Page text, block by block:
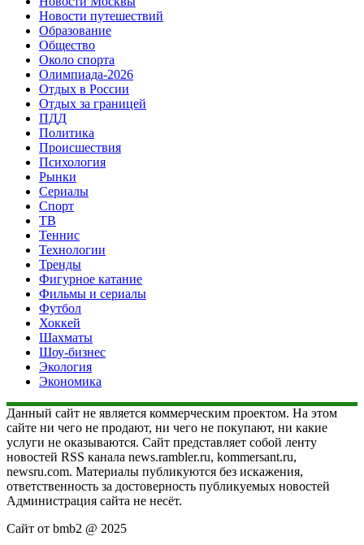
Новости путешествий
Образование
Общество
Около спорта
Олимпиада-2026
Отдых в России
Отдых за границей
ПДД
Политика
Происшествия
Психология
Рынки
Сериалы
Спорт
ТВ
Теннис
Технологии
Тренды
Фигурное катание
Фильмы и сериалы
Футбол
Хоккей
Шахматы
Шоу-бизнес
Экология
Экономика
Данный сайт не является коммерческим проектом. На этом
сайте ни чего не продают, ни чего не покупают, ни какие
услуги не оказываются. Сайт представляет собой ленту
новостей RSS канала news.rambler.ru, kommersant.ru,
newsru.com. Материалы публикуются без искажения,
ответственность за достоверность публикуемых новостей
Администрация сайта не несёт.
Сайт от bmb2 @ 2025